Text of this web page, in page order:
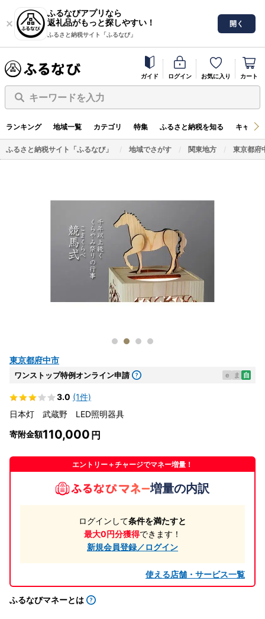
ふるなびアプリなら
返礼品がもっと探しやすい！
ふるさと納税サイト「ふるなび」
開く
ガイド ログイン お気に入り カート
キーワードを入力
ランキング 地域一覧 カテゴリ 特集 ふるさと納税を知る キャン
ふるさと納税サイト「ふるなび」 地域でさがす 関東地方 東京都府
東京都府中市
ワンストップ特例オンライン申請 e ま 自
3.0 (1件)
日本灯 武蔵野 LED照明器具
寄附金額110,000
エントリー＋チャージでマネー増量！
増量の内訳
ログインして条件を満たすと
最大0円分獲得できます！
新規会員登録／ログイン
使える店舗・サービス一覧
ふるなびマネーとは